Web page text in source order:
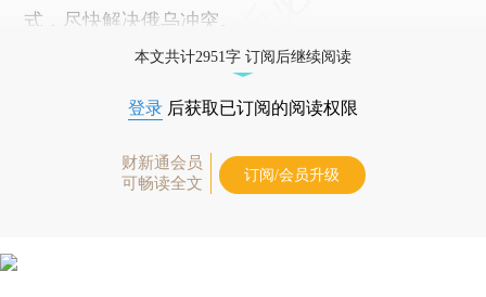
式，尽快解决俄乌冲突。
本文共计2951字 订阅后继续阅读
登录 后获取已订阅的阅读权限
财新通会员
可畅读全文
订阅/会员升级